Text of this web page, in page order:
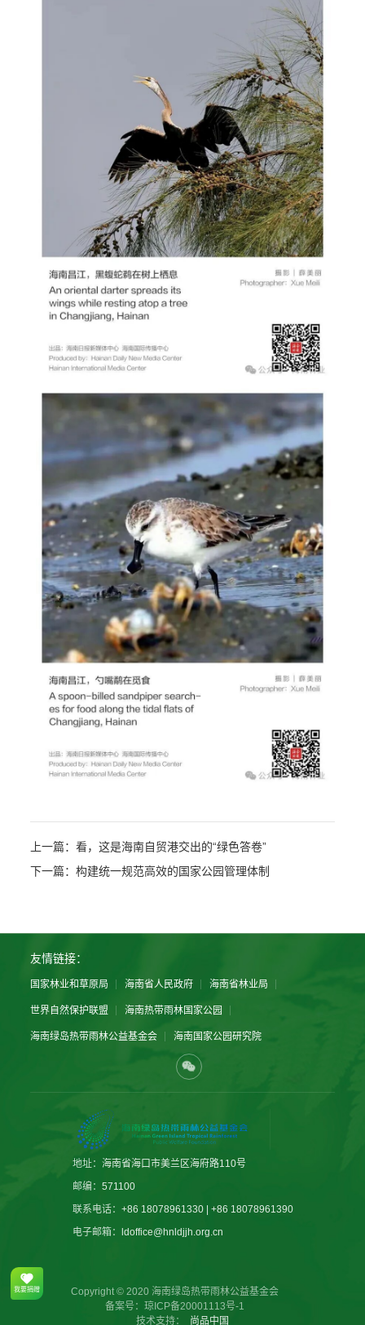
我要捐赠
上一篇：看，这是海南自贸港交出的“绿色答卷”
下一篇：构建统一规范高效的国家公园管理体制
友情链接：
国家林业和草原局 海南省人民政府 海南省林业局
世界自然保护联盟 海南热带雨林国家公园
海南绿岛热带雨林公益基金会 海南国家公园研究院
地址： 海南省海口市美兰区海府路110号
邮编： 571100
联系电话： +86 18078961330 | +86 18078961390
电子邮箱：
ldoffice@hnldjjh.org.cn
Copyright © 2020 海南绿岛热带雨林公益基金会
备案号： 琼ICP备20001113号-1
技术支持：
尚品中国